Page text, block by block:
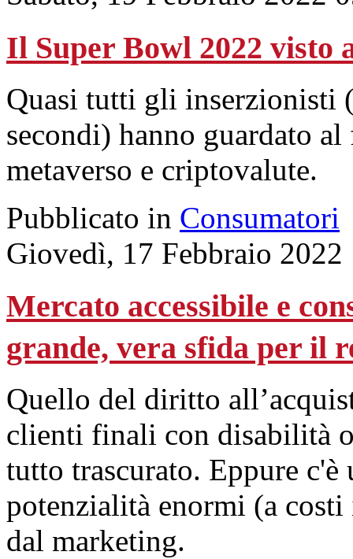
Il Super Bowl 2022 visto
Quasi tutti gli
secondi) hanno guardato
metaverso e criptovalute.
Pubblicato in Consumatori
Giovedì, 17 Febbraio 2022
Mercato accessibile e
grande, vera sfida per il
Quello del diritto
clienti finali con disabilità
tutto trascurato. Eppure
potenzialità enormi (a
dal marketing.